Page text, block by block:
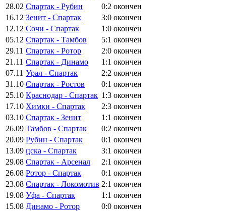
28.02 Спартак - Рубин 0:2 окончен
16.12 Зенит - Спартак 3:0 окончен
12.12 Сочи - Спартак 1:0 окончен
05.12 Спартак - Тамбов 5:1 окончен
29.11 Спартак - Ротор 2:0 окончен
21.11 Спартак - Динамо 1:1 окончен
07.11 Урал - Спартак 2:2 окончен
31.10 Спартак - Ростов 0:1 окончен
25.10 Краснодар - Спартак 1:3 окончен
17.10 Химки - Спартак 2:3 окончен
03.10 Спартак - Зенит 1:1 окончен
26.09 Тамбов - Спартак 0:2 окончен
20.09 Рубин - Спартак 0:1 окончен
13.09 цска - Спартак 3:1 окончен
29.08 Спартак - Арсенал 2:1 окончен
26.08 Ротор - Спартак 0:1 окончен
23.08 Спартак - Локомотив 2:1 окончен
19.08 Уфа - Спартак 1:1 окончен
15.08 Динамо - Ротор 0:0 окончен